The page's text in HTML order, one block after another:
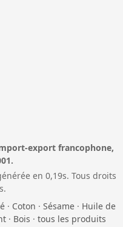
export francophone,
en 0,19s. Tous droits
· Coton · Sésame · Huile de
· Bois · tous les produits